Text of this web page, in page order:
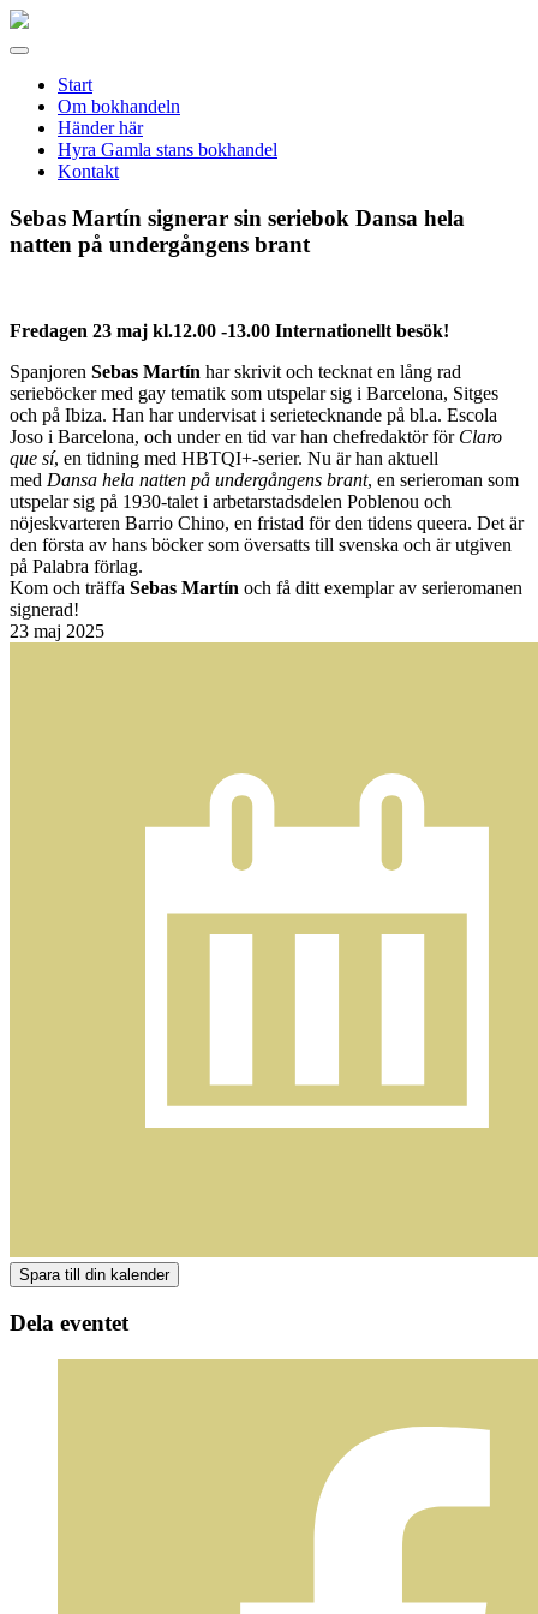
Gamla
Meny
Start
Om bokhandeln
Händer här
Hyra Gamla stans bokhandel
Kontakt
Sebas Martín signerar sin seriebok Dansa hela
natten på undergångens brant
Fredagen 23 maj kl.12.00 -13.00 Internationellt besök!
Spanjoren Sebas Martín har skrivit och tecknat en lång rad
serieböcker med gay tematik som utspelar sig i Barcelona, Sitges
och på Ibiza. Han har undervisat i serietecknande på bl.a. Escola
Joso i Barcelona, och under en tid var han chefredaktör för Claro
que sí, en tidning med HBTQI+-serier. Nu är han aktuell
med Dansa hela natten på undergångens brant, en serieroman som
utspelar sig på 1930-talet i arbetarstadsdelen Poblenou och
nöjeskvarteren Barrio Chino, en fristad för den tidens queera. Det är
den första av hans böcker som översatts till svenska och är utgiven
på Palabra förlag.
Kom och träffa Sebas Martín och få ditt exemplar av serieromanen
signerad!
23 maj 2025
Dela eventet